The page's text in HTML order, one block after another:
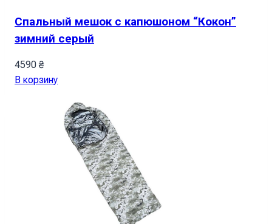
Спальный мешок с капюшоном “Кокон”
зимний серый
4590 ₴
В корзину